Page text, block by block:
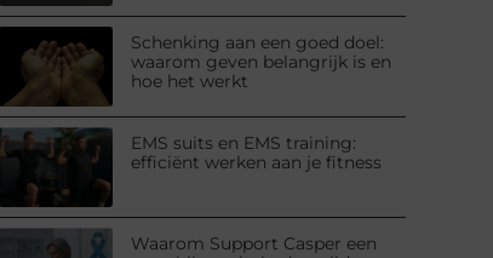
Schenking aan een goed doel:
waarom geven belangrijk is en
hoe het werkt
EMS suits en EMS training:
efficiënt werken aan je fitness
Waarom Support Casper een